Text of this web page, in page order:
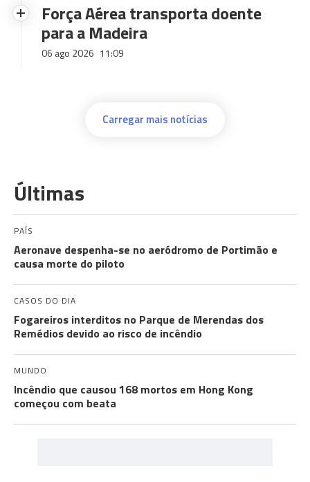
Força Aérea transporta doente
para a Madeira
06 ago 2026 11:09
Carregar mais notícias
Últimas
PAÍS
Aeronave despenha-se no aeródromo de Portimão e
causa morte do piloto
CASOS DO DIA
Fogareiros interditos no Parque de Merendas dos
Remédios devido ao risco de incêndio
MUNDO
Incêndio que causou 168 mortos em Hong Kong
começou com beata